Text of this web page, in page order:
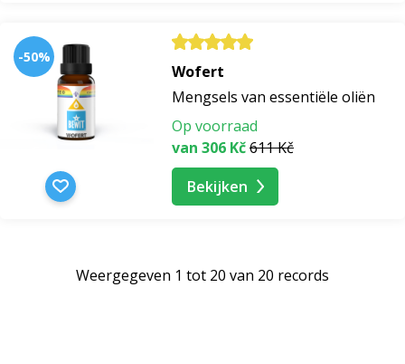
-50%
Wofert
Mengsels van essentiële oliën
Op voorraad
van 306 Kč611 Kč
Bekijken
Weergegeven 1 tot 20 van 20 records